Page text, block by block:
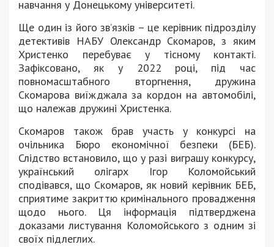
навчання у Донецькому університеті.
Ще один із його зв’язків – це керівник підрозділу
детективів НАБУ Олександр Скомаров, з яким
Христенко перебуває у тісному контакті.
Зафіксовано, як у 2022 році, під час
повномасштабного вторгнення, дружина
Скомарова виїжджала за кордон на автомобілі,
що належав дружині Христенка.
Скомаров також брав участь у конкурсі на
очільника Бюро економічної безпеки (БЕБ).
Слідство встановило, що у разі виграшу конкурсу,
український олігарх Ігор Коломойський
сподівався, що Скомаров, як новий керівник БЕБ,
сприятиме закриттю кримінального провадження
щодо нього. Ця інформація підтверджена
доказами листування Коломойського з одним зі
своїх підлеглих.